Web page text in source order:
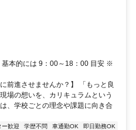
本的には 9：00～18：00 目安 ※
前進させませんか？】 「もっと良
場の想いを、カリキュラムという
、学校ごとの理念や課題に向き合
ー歓迎 学歴不問 車通勤OK
即日勤務OK